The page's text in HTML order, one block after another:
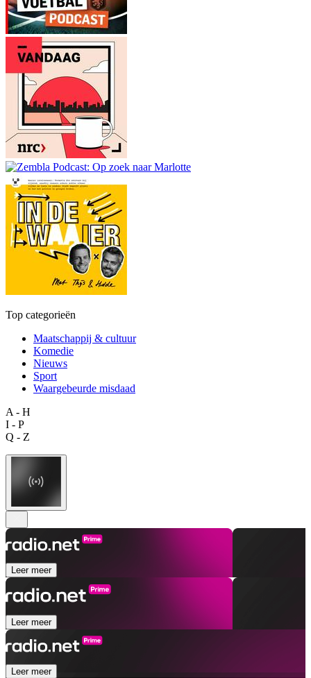
Top categorieën
Maatschappij & cultuur
Komedie
Nieuws
Sport
Waargebeurde misdaad
A - H
I - P
Q - Z
Leer meer
Leer meer
Leer meer